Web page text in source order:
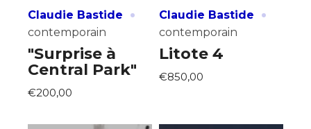
Claudie Bastide ·
contemporain
"Surprise à
Central Park"
€200,00
Claudie Bastide ·
contemporain
Litote 4
€850,00